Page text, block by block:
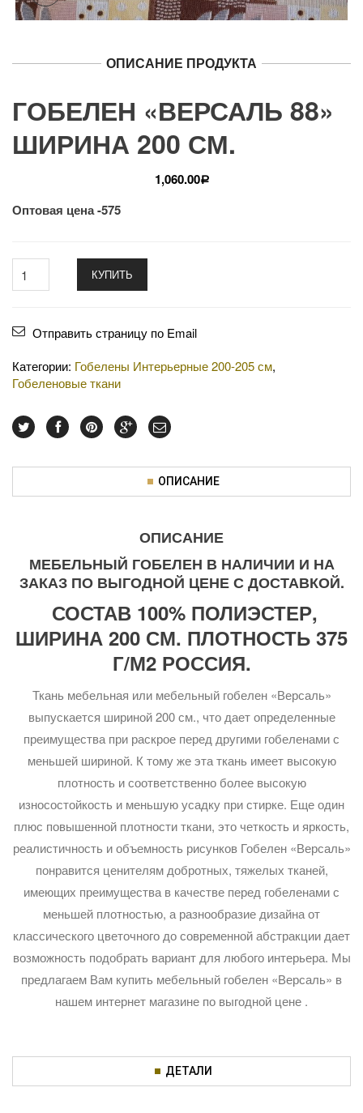
ОПИСАНИЕ ПРОДУКТА
ГОБЕЛЕН «ВЕРСАЛЬ 88»
ШИРИНА 200 СМ.
1,060.00Р
Оптовая цена -575
КУПИТЬ
Отправить страницу по Email
Категории: Гобелены Интерьерные 200-205 см,
Гобеленовые ткани
ОПИСАНИЕ
ОПИСАНИЕ
МЕБЕЛЬНЫЙ ГОБЕЛЕН В НАЛИЧИИ И НА
ЗАКАЗ ПО ВЫГОДНОЙ ЦЕНЕ С ДОСТАВКОЙ.
СОСТАВ 100% ПОЛИЭСТЕР,
ШИРИНА 200 СМ. ПЛОТНОСТЬ 375
Г/М2 РОССИЯ.
Ткань мебельная или мебельный гобелен «Версаль»
выпускается шириной 200 см., что дает определенные
преимущества при раскрое перед другими гобеленами с
меньшей шириной. К тому же эта ткань имеет высокую
плотность и соответственно более высокую
износостойкость и меньшую усадку при стирке. Еще один
плюс повышенной плотности ткани, это четкость и яркость,
реалистичность и объемность рисунков Гобелен «Версаль»
понравится ценителям добротных, тяжелых тканей,
имеющих преимущества в качестве перед гобеленами с
меньшей плотностью, а разнообразие дизайна от
классического цветочного до современной абстракции дает
возможность подобрать вариант для любого интерьера. Мы
предлагаем Вам купить мебельный гобелен «Версаль» в
нашем интернет магазине по выгодной цене .
ДЕТАЛИ